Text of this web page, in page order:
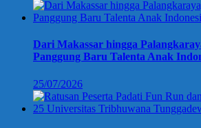
Dari Makassar hingga
Panggung Baru Talenta Anak
25/07/2026